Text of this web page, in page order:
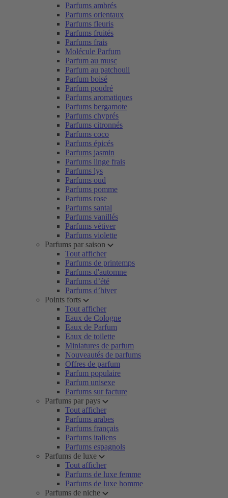
Parfums ambrés
Parfums orientaux
Parfums fleuris
Parfums fruités
Parfums frais
Molécule Parfum
Parfum au musc
Parfum au patchouli
Parfum boisé
Parfum poudré
Parfums aromatiques
Parfums bergamote
Parfums chyprés
Parfums citronnés
Parfums coco
Parfums épicés
Parfums jasmin
Parfums linge frais
Parfums lys
Parfums oud
Parfums pomme
Parfums rose
Parfums santal
Parfums vanillés
Parfums vétiver
Parfums violette
Parfums par saison
Tout afficher
Parfums de printemps
Parfums d'automne
Parfums d’été
Parfums d’hiver
Points forts
Tout afficher
Eaux de Cologne
Eaux de Parfum
Eaux de toilette
Miniatures de parfum
Nouveautés de parfums
Offres de parfum
Parfum populaire
Parfum unisexe
Parfums sur facture
Parfums par pays
Tout afficher
Parfums arabes
Parfums français
Parfums italiens
Parfums espagnols
Parfums de luxe
Tout afficher
Parfums de luxe femme
Parfums de luxe homme
Parfums de niche